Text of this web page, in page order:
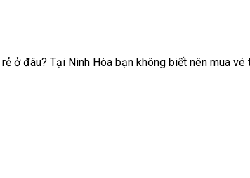
ở đâu? Tại Ninh Hòa bạn không biết nên mua vé